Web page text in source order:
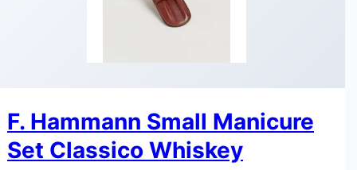
F. Hammann Small Manicure
Set Classico Whiskey